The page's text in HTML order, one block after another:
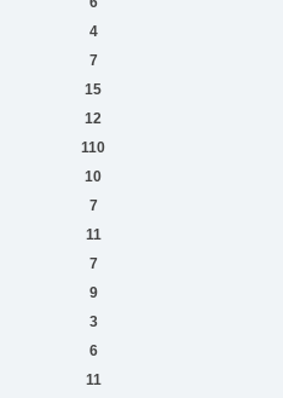
4
7
15
12
110
10
7
11
7
9
3
6
11